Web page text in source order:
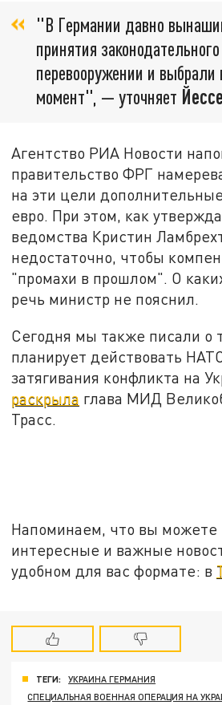
"В Германии давно
принятия
перевооружении и
момент", — уточняет
Агентство РИА Новости
правительство ФРГ
на эти цели
евро. При этом, как
ведомства Кристин
недостаточно, чтобы
"промахи в прошлом". О
речь министр не пояснил.
Сегодня мы также писали о
планирует действовать
затягивания конфликта на
раскрыла глава МИД
Трасс.
Напоминаем, что вы можете
интересные и важные
удобном для вас формате: в
ТЕГИ:
УКРАИНА ГЕРМАНИЯ
СПЕЦИАЛЬНАЯ ВОЕННАЯ ОПЕРАЦИЯ НА